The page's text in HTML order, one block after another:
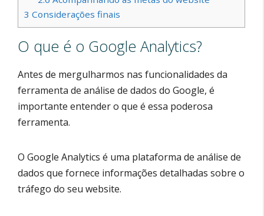
3 Considerações finais
O que é o Google Analytics?
Antes de mergulharmos nas funcionalidades da
ferramenta de análise de dados do Google, é
importante entender o que é essa poderosa
ferramenta.
O Google Analytics é uma plataforma de análise de
dados que fornece informações detalhadas sobre o
tráfego do seu website.